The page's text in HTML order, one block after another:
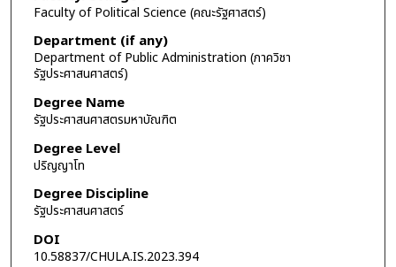
Faculty of Political Science (คณะรัฐศาสตร์)
Department (if any)
Department of Public Administration (ภาควิชา
รัฐประศาสนศาสตร์)
Degree Name
รัฐประศาสนศาสตรมหาบัณฑิต
Degree Level
ปริญญาโท
Degree Discipline
รัฐประศาสนศาสตร์
DOI
10.58837/CHULA.IS.2023.394